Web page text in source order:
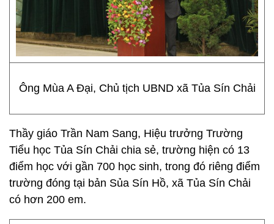
Ông Mùa A Đại, Chủ tịch UBND xã Tủa Sín Chải
Thầy giáo Trần Nam Sang, Hiệu trưởng Trường
Tiểu học Tủa Sín Chải chia sẻ, trường hiện có 13
điểm học với gần 700 học sinh, trong đó riêng điểm
trường đóng tại bản Sủa Sín Hồ, xã Tủa Sín Chải
có hơn 200 em.